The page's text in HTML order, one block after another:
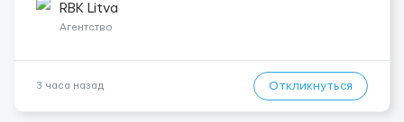
выполнение других поручений заведующего складом. ✅
Требования: ...
RBK Litva
Агентство
3 часа назад Откликнуться